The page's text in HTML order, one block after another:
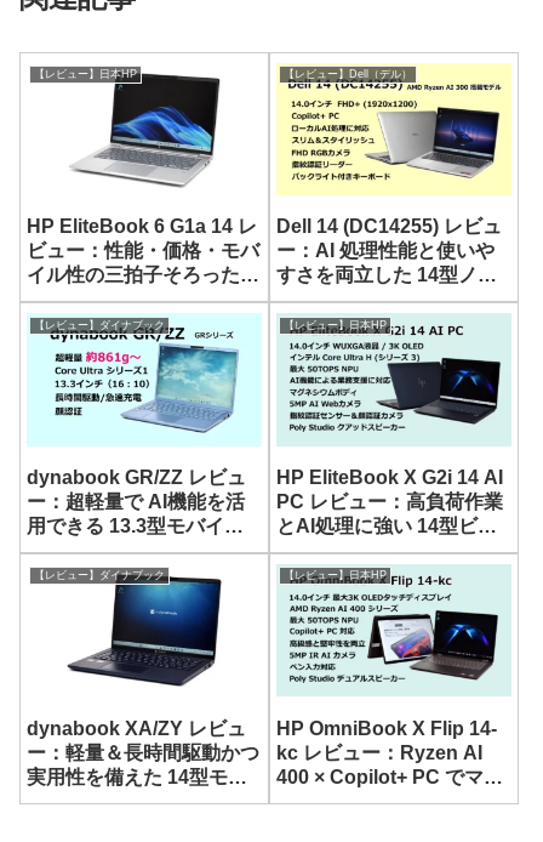
【レビュー】日本HP
HP EliteBook 6 G1a 14 レ
ビュー：性能・価格・モバ
イル性の三拍子そろった堅
実な 14型 AIノート
【レビュー】Dell（デル）
Dell 14 (DC14255) レビュ
ー：AI 処理性能と使いや
すさを両立した 14型ノー
ト
【レビュー】ダイナブック
dynabook GR/ZZ レビュ
ー：超軽量で AI機能を活
用できる 13.3型モバイル
ノート
【レビュー】日本HP
HP EliteBook X G2i 14 AI
PC レビュー：高負荷作業
とAI処理に強い 14型ビジ
ネスノート
【レビュー】ダイナブック
dynabook XA/ZY レビュ
ー：軽量＆長時間駆動かつ
実用性を備えた 14型モバ
イルノートPC
【レビュー】日本HP
HP OmniBook X Flip 14-
kc レビュー：Ryzen AI
400 × Copilot+ PC でマル
チに使えるコンバーチブル